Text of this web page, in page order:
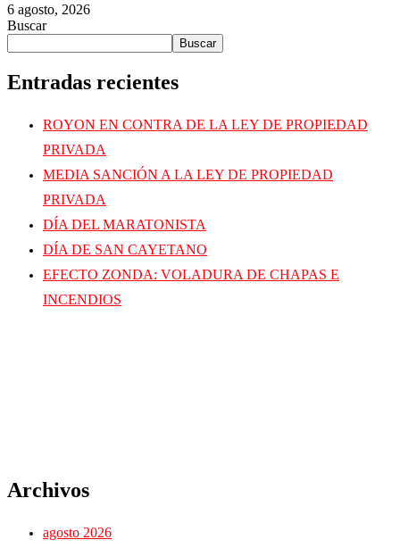
6 agosto, 2026
Buscar
Buscar
Entradas recientes
ROYON EN CONTRA DE LA LEY DE PROPIEDAD
PRIVADA
MEDIA SANCIÓN A LA LEY DE PROPIEDAD
PRIVADA
DÍA DEL MARATONISTA
DÍA DE SAN CAYETANO
EFECTO ZONDA: VOLADURA DE CHAPAS E
INCENDIOS
Archivos
agosto 2026